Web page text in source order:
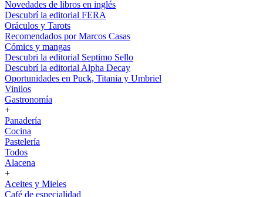
Novedades de libros en inglés
Descubrí la editorial FERA
Oráculos y Tarots
Recomendados por Marcos Casas
Cómics y mangas
Descubri la editorial Septimo Sello
Descubrí la editorial Alpha Decay
Oportunidades en Puck, Titania y Umbriel
Vinilos
Gastronomía
+
Panadería
Cocina
Pastelería
Todos
Alacena
+
Aceites y Mieles
Café de especialidad